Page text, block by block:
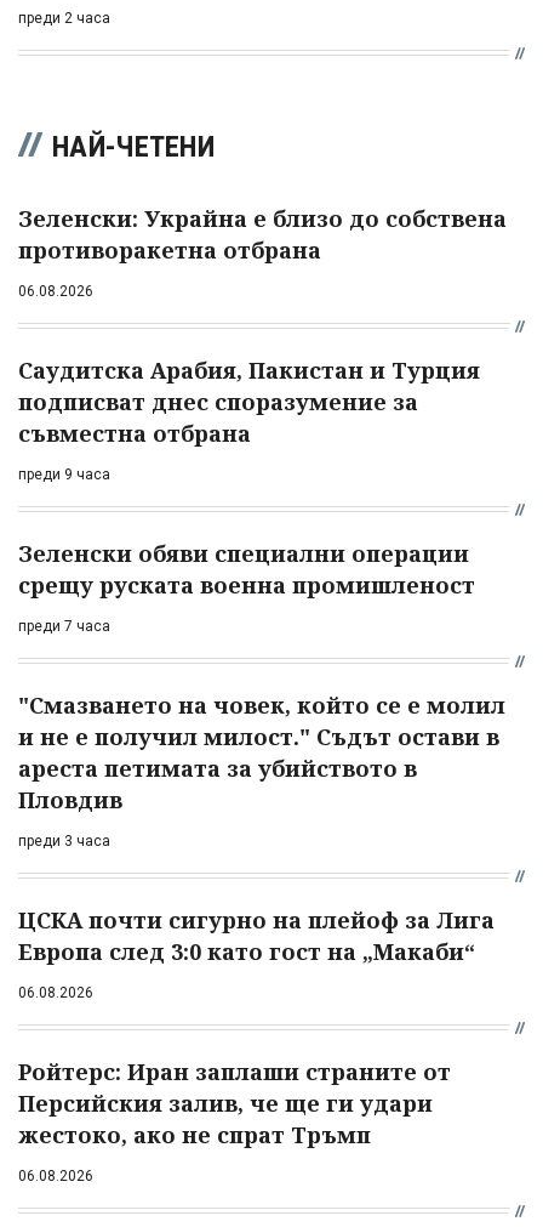
преди 2 часа
НАЙ-ЧЕТЕНИ
Зеленски: Украйна е близо до собствена
противоракетна отбрана
06.08.2026
Саудитска Арабия, Пакистан и Турция
подписват днес споразумение за
съвместна отбрана
преди 9 часа
Зеленски обяви специални операции
срещу руската военна промишленост
преди 7 часа
"Смазването на човек, който се е молил
и не е получил милост." Съдът остави в
ареста петимата за убийството в
Пловдив
преди 3 часа
ЦСКА почти сигурно на плейоф за Лига
Европа след 3:0 като гост на „Макаби“
06.08.2026
Ройтерс: Иран заплаши страните от
Персийския залив, че ще ги удари
жестоко, ако не спрат Тръмп
06.08.2026